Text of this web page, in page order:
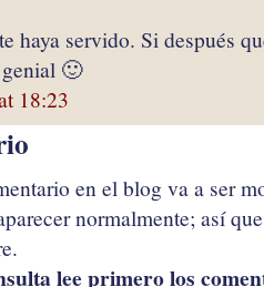
haya servido. Si después
🙂
18:23
en el blog va a ser
normalmente; así
lee primero los